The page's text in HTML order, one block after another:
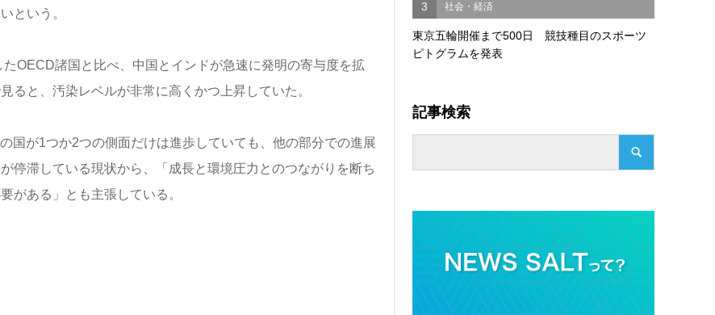
という。
OECD諸国と比べ、中国とインドが急速に発明の寄与度を拡
ると、汚染レベルが非常に高くかつ上昇していた。
国が1つか2つの側面だけは進歩していても、他の部分での進展
停滞している現状から、「成長と環境圧力とのつながりを断ち
がある」とも主張している。
3 社会・経済
東京五輪開催まで500日 競技種目のスポーツ
ピトグラムを発表
記事検索